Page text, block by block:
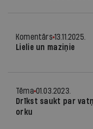
Komentārs 13.11.2025.
Lielie un maziņie
Tēma 01.03.2023.
Drīkst saukt par
orku